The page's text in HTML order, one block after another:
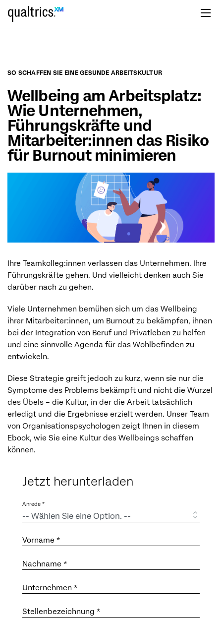
zum Hauptinhalt springen
SO SCHAFFEN SIE EINE GESUNDE ARBEITSKULTUR
Wellbeing am Arbeitsplatz:
Wie Unternehmen,
Führungskräfte und
Mitarbeiter:innen das Risiko
für Burnout minimieren
Ihre Teamkolleg:innen verlassen das Unternehmen. Ihre
Führungskräfte gehen. Und vielleicht denken auch Sie
darüber nach zu gehen.
Viele Unternehmen bemühen sich um das Wellbeing
ihrer Mitarbeiter:innen, um Burnout zu bekämpfen, ihnen
bei der Integration von Beruf und Privatleben zu helfen
und eine sinnvolle Agenda für das Wohlbefinden zu
entwickeln.
Diese Strategie greift jedoch zu kurz, wenn sie nur die
Symptome des Problems bekämpft und nicht die Wurzel
des Übels – die Kultur, in der die Arbeit tatsächlich
erledigt und die Ergebnisse erzielt werden. Unser Team
von Organisationspsychologen zeigt Ihnen in diesem
Ebook, wie Sie eine Kultur des Wellbeings schaffen
können.
Jetzt herunterladen
Anrede *
Vorname *
Nachname *
Unternehmen *
Stellenbezeichnung *